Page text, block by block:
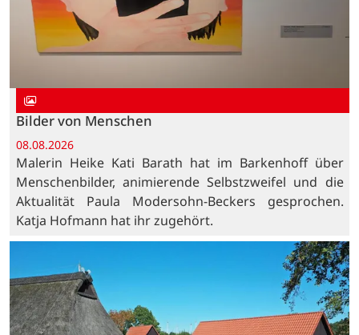
Bilder von Menschen
08.08.2026
Malerin Heike Kati Barath hat im Barkenhoff über
Menschenbilder, animierende Selbstzweifel und die
Aktualität Paula Modersohn-Beckers gesprochen.
Katja Hofmann hat ihr zugehört.